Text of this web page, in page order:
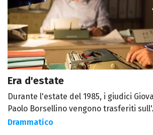
Era d'estate
Durante l'estate del 1985, i giudici
Paolo Borsellino vengono trasferiti
Drammatico